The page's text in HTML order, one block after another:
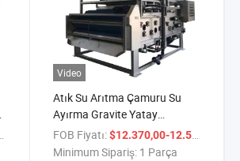
/ Parça
Video
Atık Su Arıtma Çamuru Su
Ayırma Gravite Yatay
Otomatik Bant Filtre Presi
Satışta
FOB Fiyatı: $12.370,00-12.570,00
Minimum Sipariş: 1 Parça